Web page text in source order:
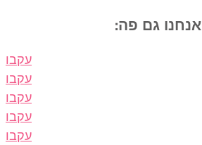
אנחנו גם פה:
עקבו
עקבו
עקבו
עקבו
עקבו